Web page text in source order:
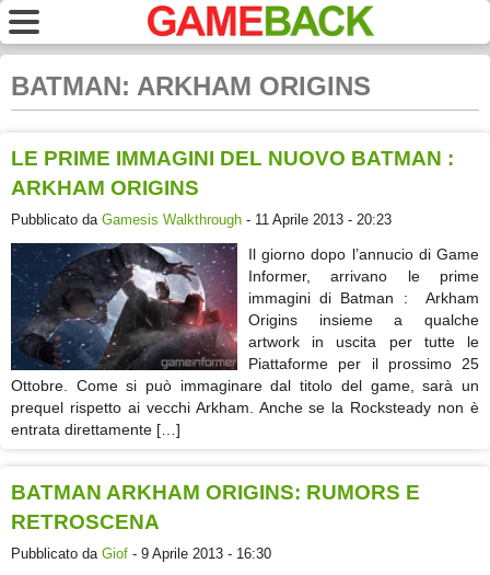
BATMAN: ARKHAM ORIGINS
LE PRIME IMMAGINI DEL NUOVO BATMAN :
ARKHAM ORIGINS
Pubblicato da Gamesis Walkthrough - 11 Aprile 2013 - 20:23
Il giorno dopo l’annucio di Game
Informer, arrivano le prime
immagini di Batman : Arkham
Origins insieme a qualche
artwork in uscita per tutte le
Piattaforme per il prossimo 25
Ottobre. Come si può immaginare dal titolo del game, sarà un
prequel rispetto ai vecchi Arkham. Anche se la Rocksteady non è
entrata direttamente […]
BATMAN ARKHAM ORIGINS: RUMORS E
RETROSCENA
Pubblicato da Giof - 9 Aprile 2013 - 16:30